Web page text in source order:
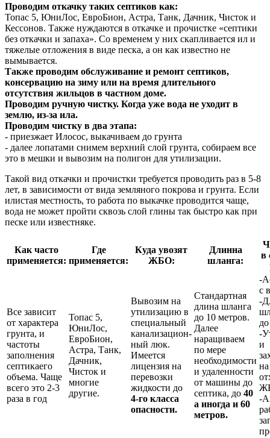
Проводим откачку таких септиков как:
Топас 5, ЮниЛос, ЕвроБион, Астра, Танк, Дачник, Чисток и
Кессонов. Также нуждаются в откачке и прочистке «септики
без откачки и запаха». Со временем у них скапливается ил и
тяжелые отложения в виде песка, а он как известно не
вымывается.
Также проводим обслуживание и ремонт септиков,
консервацию на зиму или на время длительного
отсутствия жильцов в частном доме.
Проводим ручную чистку. Когда уже вода не уходит в
землю, из-за ила.
Проводим чистку в два этапа:
- приезжает Илосос, выкачиваем до грунта
- далее лопатами снимем верхний слой грунта, собираем все
это в мешки и вывозим на полигон для утилизации.
Такой вид откачки и прочистки требуется проводить раз в 5-8
лет, в зависимости от вида земляного покрова и грунта. Если
илистая местность, то работа по выкачке проводится чаще,
вода не может пройти сквозь слой глины так быстро как при
песке или известняке.
Как часто
применяется:
Где
применяется:
Куда увозят
ЖБО:
Длинна
шланга:
в
Все зависит
от характера
грунта, и
частоты
заполнения
септикаего
объема. Чаще
всего это 2-3
раза в год
Топас 5,
ЮниЛос,
ЕвроБион,
Астра, Танк,
Дачник,
Чисток и
многие
другие.
Вывозим на
утилизацию в
специальный
канализацион-
ный люк.
Имеется
лицензия на
перевозки
жидкости до
4-го класса
опасности.
Стандартная
длина шланга
до 10 метров.
Далее
наращиваем
по мере
необходимости
и удаленности
от машины до
септика, до 40
а иногда и 60
метров.
-
с
-
-
и
-